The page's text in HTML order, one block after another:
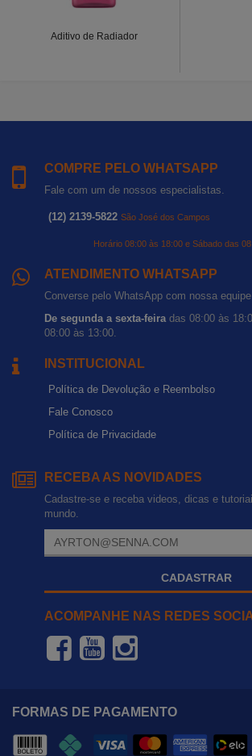
Aditivo de Radiador
COMPRE PELO WHATSAPP
Fale com um de nossos especialistas.
(12) 2139-5822 São José dos Campos
Horário 08:00 às 18:00 e Sábado das
ATENDIMENTO WHATSAPP
Converse pelo WhatsApp com nossa equipe
De segunda a sexta-feiradas 08:00 às
08:00 às 13:00.
INSTITUCIONAL
Política de Devolução e Reembolso
Fale Conosco
Política de Privacidade
RECEBA AS NOVIDADES
Cadastre-se e receba videos, dicas e
mundo.
CADASTRAR
ACOMPANHE NAS REDES
FORMAS DE PAGAMENTO